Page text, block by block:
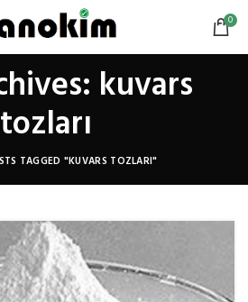
0
kuvars
tozları
TAGGED "KUVARS TOZLARI"